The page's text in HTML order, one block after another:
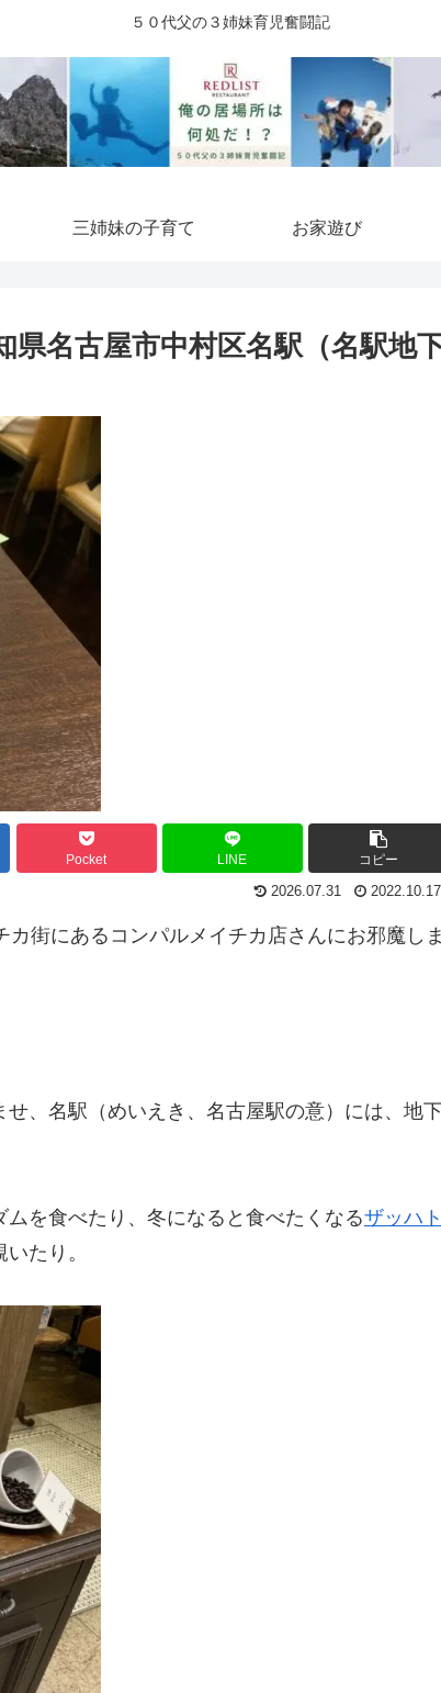
５０代父の３姉妹育児奮闘記
三姉妹の子育て お家遊び
県名古屋市中村区名駅（名駅地
Pocket LINE コピー
2026.07.31 2022.10.17
街にあるコンパルメイチカ店さんにお邪魔しま
、名駅（めいえき、名古屋駅の意）には、地
を食べたり、冬になると食べたくなるザッハト
たり。